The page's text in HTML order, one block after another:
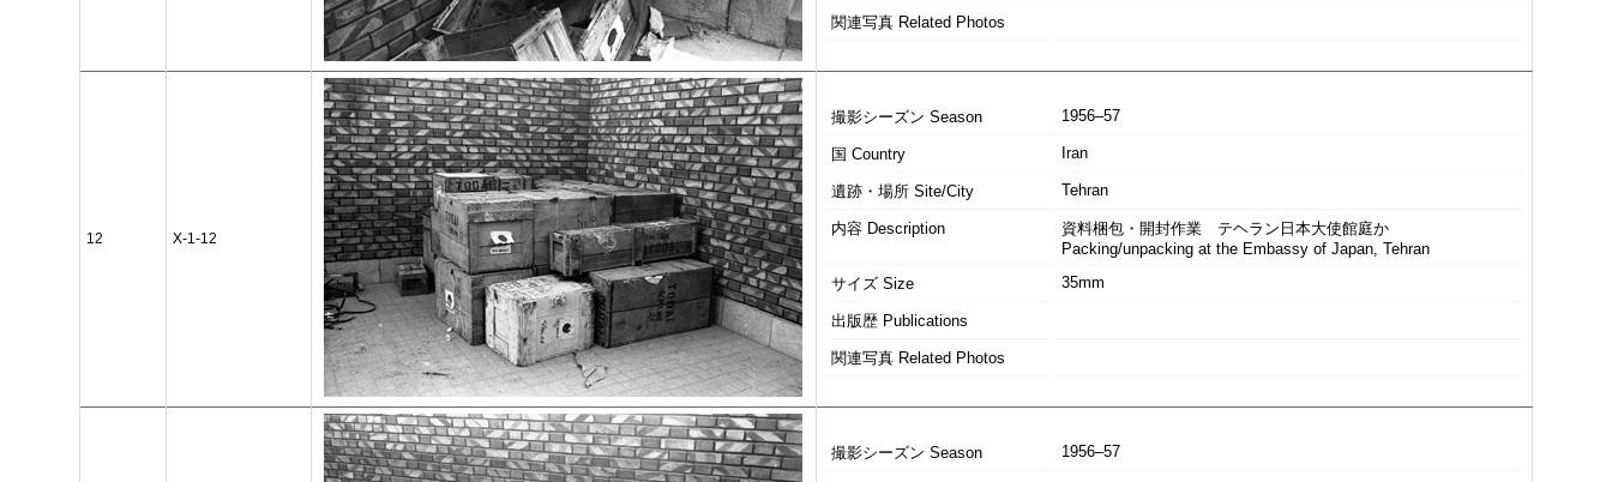
関連写真 Related Photos
12 X-1-12
撮影シーズン Season 1956–57
国 Country Iran
遺跡・場所 Site/City Tehran
内容 Description
資料梱包・開封作業 テヘラン日本大使館庭か
Packing/unpacking at the Embassy of Japan, Tehran
サイズ Size
35mm
出版歴 Publications
関連写真 Related Photos
撮影シーズン Season 1956–57